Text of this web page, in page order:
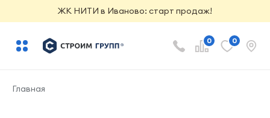
ЖК НИТИ в Иваново: старт продаж!
0 0
Главная